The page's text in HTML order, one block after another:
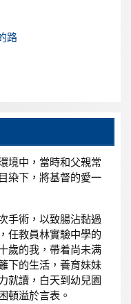
路
境中，當時和父親常
染下，將基督的愛一
手術，以致腸沾黏過
任教員林實驗中學的
歲的我，帶着尚未满
下的生活，養育妹妹
就讀，白天到幼兒園
頓溢於言表。